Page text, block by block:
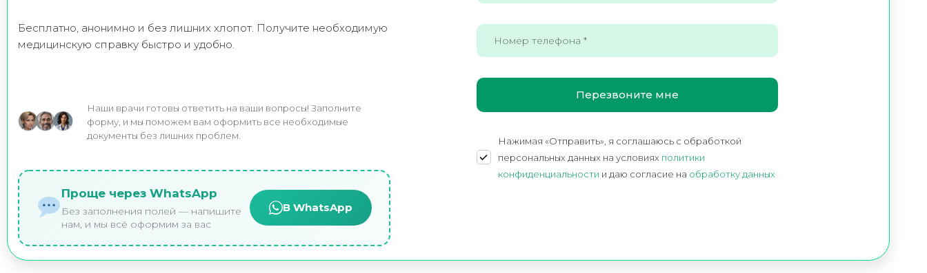
Бесплатно, анонимно и без лишних хлопот. Получите необходимую
медицинскую справку быстро и удобно.
Наши врачи готовы ответить на ваши вопросы! Заполните
форму, и мы поможем вам оформить все необходимые
документы без лишних проблем.
Проще через WhatsApp
Без заполнения полей — напишите
нам, и мы всё оформим за вас
В WhatsApp
Нажимая «Отправить», я соглашаюсь c обработкой
персональных данных на условиях политики
конфиденциальности и даю согласие на обработку данных